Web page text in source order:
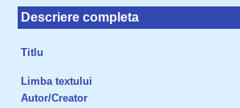
Descriere completa
Titlu
Limba textului
Autor/Creator